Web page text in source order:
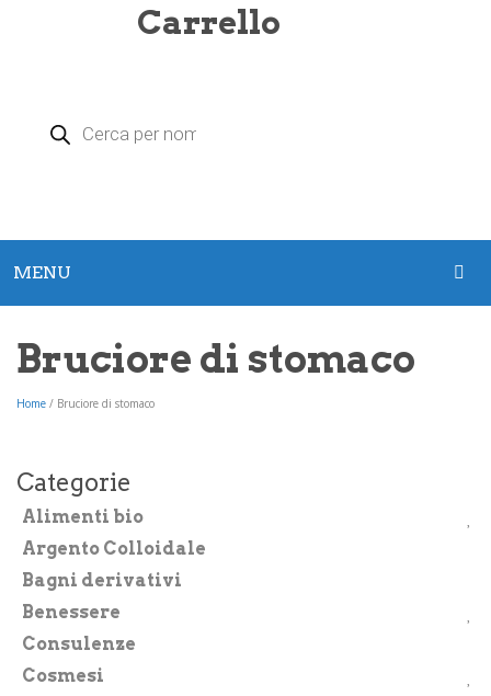
search
Carrello
MENU
PRODOTTI
Integratori
Benessere
Cosmesi
Bagni derivativi
Bruciore di stomaco
Home / Bruciore di stomaco
Categorie
Alimenti bio
Argento Colloidale
Bagni derivativi
Benessere
Consulenze
Cosmesi